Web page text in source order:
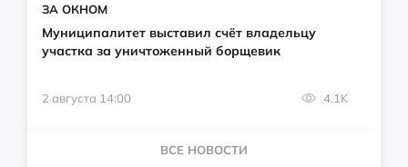
ЗА ОКНОМ
Муниципалитет выставил счёт владельцу
участка за уничтоженный борщевик
2 августа 14:00 4.1K
ВСЕ НОВОСТИ